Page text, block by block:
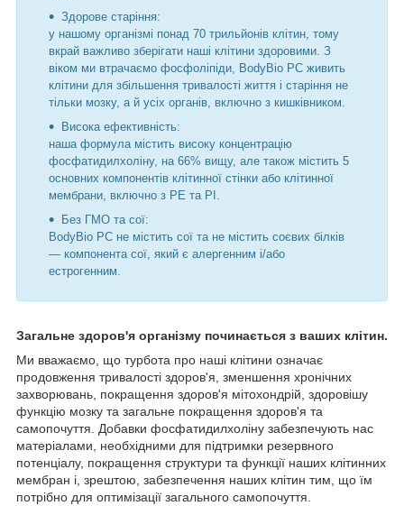
Здорове старіння:
у нашому організмі понад 70 трильйонів клітин, тому
вкрай важливо зберігати наші клітини здоровими. З
віком ми втрачаємо фосфоліпіди, BodyBio PC живить
клітини для збільшення тривалості життя і старіння не
тільки мозку, а й усіх органів, включно з кишківником.
Висока ефективність:
наша формула містить високу концентрацію
фосфатидилхоліну, на 66% вищу, але також містить 5
основних компонентів клітинної стінки або клітинної
мембрани, включно з PE та PI.
Без ГМО та сої:
BodyBio PC не містить сої та не містить соєвих білків
— компонента сої, який є алергенним і/або
естрогенним.
Загальне здоров'я організму починається з ваших клітин.
Ми вважаємо, що турбота про наші клітини означає
продовження тривалості здоров'я, зменшення хронічних
захворювань, покращення здоров'я мітохондрій, здоровішу
функцію мозку та загальне покращення здоров'я та
самопочуття. Добавки фосфатидилхоліну забезпечують нас
матеріалами, необхідними для підтримки резервного
потенціалу, покращення структури та функції наших клітинних
мембран і, зрештою, забезпечення наших клітин тим, що їм
потрібно для оптимізації загального самопочуття.